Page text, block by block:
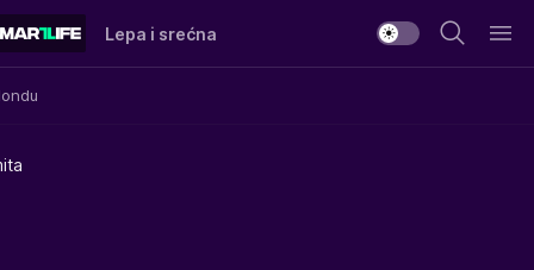
Lepa i srećna